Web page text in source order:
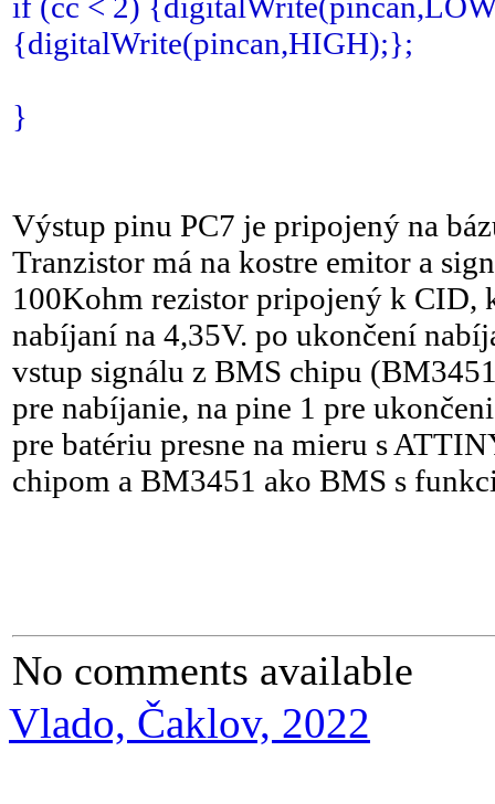
{digitalWrite(pincan,HIGH);};
}
Výstup pinu PC7 je pripojený na
Tranzistor má na kostre emitor a
100Kohm rezistor pripojený k CID,
nabíjaní na 4,35V. po ukončení
vstup signálu z BMS chipu
pre nabíjanie, na pine 1 pre
pre batériu presne na mieru s
chipom a BM3451 ako BMS s
No comments available
Vlado, Čaklov, 2022